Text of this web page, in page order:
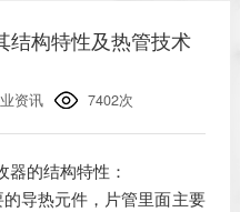
结构特性及热管技术
资讯 7402次
的结构特性：
导热元件，片管里面主要